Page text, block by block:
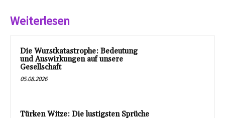
Weiterlesen
Die Wurstkatastrophe: Bedeutung
und Auswirkungen auf unsere
Gesellschaft
05.08.2026
Türken Witze: Die lustigsten Sprüche